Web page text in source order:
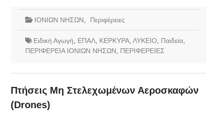
ΙΟΝΙΩΝ ΝΗΣΩΝ Περιφέρειες
Ειδική Αγωγή ΕΠΑΛ, ΚΕΡΚΥΡΑ, ΛΥΚΕΙΟ Παιδεία,
ΠΕΡΙΦΕΡΕΙΑ ΙΟΝΙΩΝ ΝΗΣΩΝ
ΠΕΡΙΦΕΡΕΙΕΣ
Πτήσεις Μη Στελεχωμένων Αεροσκαφών
(Drones)